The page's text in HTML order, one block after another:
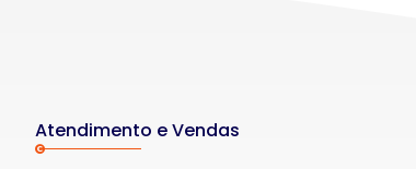
Atendimento e Vendas